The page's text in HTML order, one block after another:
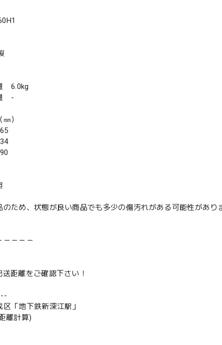
6.0kg
-
）
ため、状態が良い商品でも多少の傷汚れがある可能性があり
－－－－
距離をご確認下さい！
「地下鉄新深江駅」
離計算)